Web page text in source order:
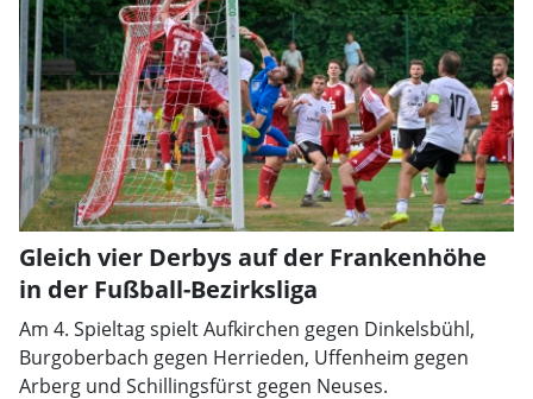
Gleich vier Derbys auf der Frankenhöhe
in der Fußball-Bezirksliga
Am 4. Spieltag spielt Aufkirchen gegen Dinkelsbühl,
Burgoberbach gegen Herrieden, Uffenheim gegen
Arberg und Schillingsfürst gegen Neuses.